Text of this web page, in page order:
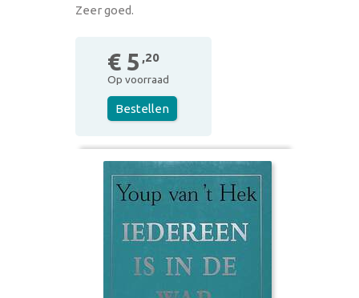
Zeer goed.
€ 5 ,20
Op voorraad
Bestellen